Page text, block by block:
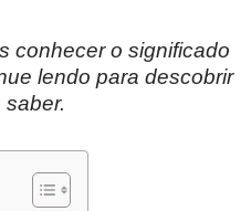
conhecer o significado
lendo para descobrir